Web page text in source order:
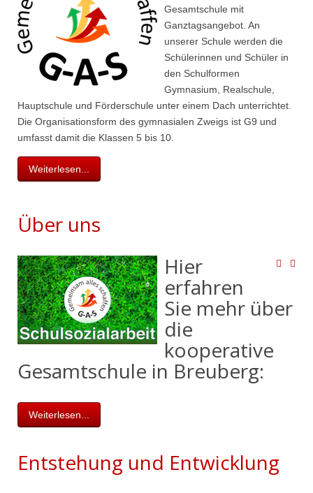
Gesamtschule mit
Ganztagsangebot. An
unserer Schule werden die
Schülerinnen und Schüler in
den Schulformen
Gymnasium, Realschule,
Hauptschule und Förderschule unter einem Dach unterrichtet.
Die Organisationsform des gymnasialen Zweigs ist G9 und
umfasst damit die Klassen 5 bis 10.
Weiterlesen...
Über uns
Hier
erfahren
Sie mehr über
die
kooperative
Gesamtschule in Breuberg:
Weiterlesen...
Entstehung und Entwicklung